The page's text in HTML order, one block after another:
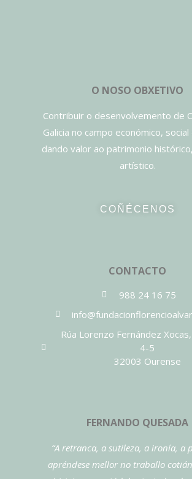
O NOSO OBXETIVO
Contribuir o desenvolvemento de
Galicia no campo económico,
dando valor ao patrimonio
artístico.
COÑÉCENOS
CONTACTO
988 24 16 75
Rúa Lorenzo Fernández
4-5
32003 Ourense
FERNANDO QUESADA
“A retranca, a sutileza, a ironía, a
apréndese mellor no traballo